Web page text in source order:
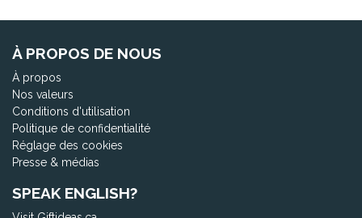
À PROPOS DE NOUS
À propos
Nos valeurs
Conditions d'utilisation
Politique de confidentialité
Réglage des cookies
Presse & médias
SPEAK ENGLISH?